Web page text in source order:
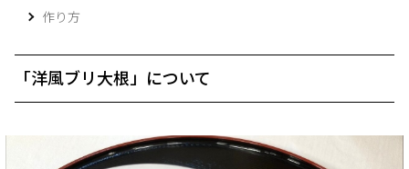
作り方
「洋風ブリ大根」について